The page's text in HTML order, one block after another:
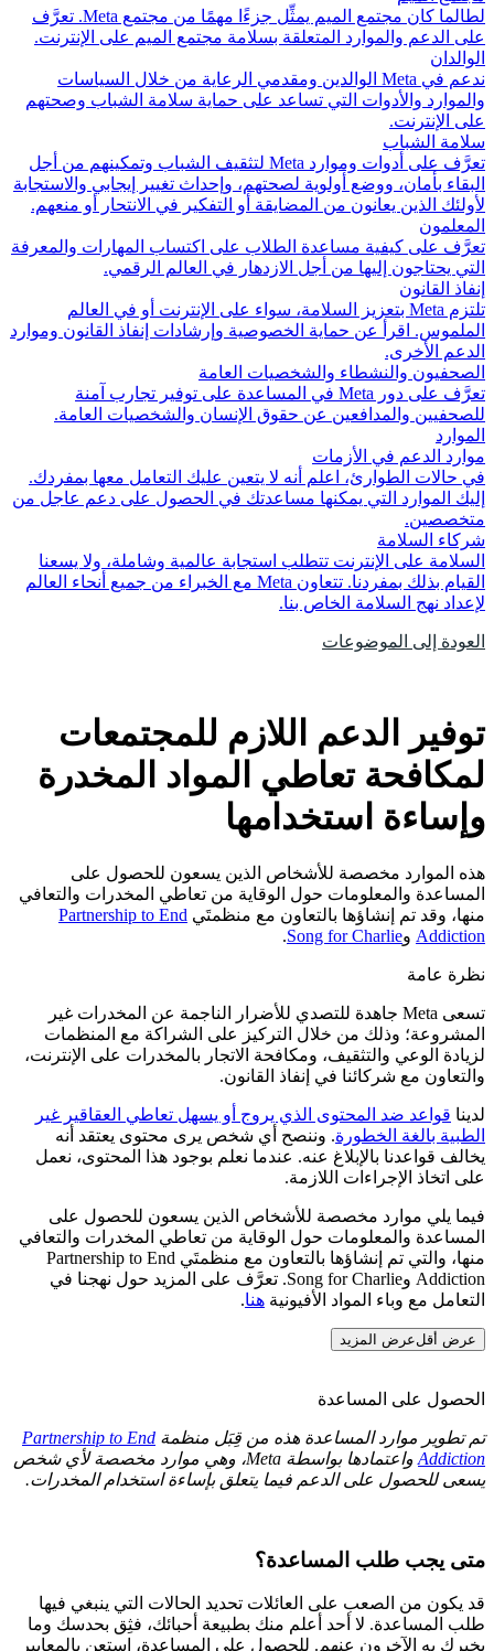
لطالما كان مجتمع الميم يمثِّل جزءًا مهمًا من مجتمع Meta. تعرَّف
على الدعم والموارد المتعلقة بسلامة مجتمع الميم على الإنترنت.
الوالدان
ندعم في Meta الوالدين ومقدمي الرعاية من خلال السياسات
والموارد والأدوات التي تساعد على حماية سلامة الشباب وصحتهم
على الإنترنت.
سلامة الشباب
تعرَّف على أدوات وموارد Meta لتثقيف الشباب وتمكينهم من أجل
البقاء بأمان، ووضع أولوية لصحتهم، وإحداث تغيير إيجابي والاستجابة
لأولئك الذين يعانون من المضايقة أو التفكير في الانتحار أو منعهم.
المعلمون
تعرَّف على كيفية مساعدة الطلاب على اكتساب المهارات والمعرفة
التي يحتاجون إليها من أجل الازدهار في العالم الرقمي.
إنفاذ القانون
تلتزم Meta بتعزيز السلامة، سواء على الإنترنت أو في العالم
الملموس. اقرأ عن حماية الخصوصية وإرشادات إنفاذ القانون وموارد
الدعم الأخرى.
الصحفيون والنشطاء والشخصيات العامة
تعرَّف على دور Meta في المساعدة على توفير تجارب آمنة
للصحفيين والمدافعين عن حقوق الإنسان والشخصيات العامة.
الموارد
موارد الدعم في الأزمات
في حالات الطوارئ، اعلم أنه لا يتعين عليك التعامل معها بمفردك.
إليك الموارد التي يمكنها مساعدتك في الحصول على دعم عاجل من
متخصصين.
شركاء السلامة
السلامة على الإنترنت تتطلب استجابة عالمية وشاملة، ولا يسعنا
القيام بذلك بمفردنا. تتعاون Meta مع الخبراء من جميع أنحاء العالم
لإعداد نهج السلامة الخاص بنا.
العودة إلى الموضوعات
توفير الدعم اللازم للمجتمعات
لمكافحة تعاطي المواد المخدرة
وإساءة استخدامها
هذه الموارد مخصصة للأشخاص الذين يسعون للحصول على
المساعدة والمعلومات حول الوقاية من تعاطي المخدرات والتعافي
منها، وقد تم إنشاؤها بالتعاون مع منظمتَي Partnership to End
Addiction وSong for Charlie
.
نظرة عامة
تسعى Meta جاهدة للتصدي للأضرار الناجمة عن المخدرات غير
المشروعة؛ وذلك من خلال التركيز على الشراكة مع المنظمات
لزيادة الوعي والتثقيف، ومكافحة الاتجار بالمخدرات على الإنترنت،
والتعاون مع شركائنا في إنفاذ القانون.
لدينا قواعد ضد المحتوى الذي يروج أو يسهل تعاطي العقاقير غير
الطبية بالغة الخطورة. وننصح أي شخص يرى محتوى يعتقد أنه
يخالف قواعدنا بالإبلاغ عنه. عندما نعلم بوجود هذا المحتوى، نعمل
على اتخاذ الإجراءات اللازمة.
فيما يلي موارد مخصصة للأشخاص الذين يسعون للحصول على
المساعدة والمعلومات حول الوقاية من تعاطي المخدرات والتعافي
منها، والتي تم إنشاؤها بالتعاون مع منظمتَي Partnership to End
Addiction وSong for Charlie. تعرَّف على المزيد حول نهجنا في
التعامل مع وباء المواد الأفيونية هنا.
عرض أقلعرض المزيد
الحصول على المساعدة
تم تطوير موارد المساعدة هذه من قِبَل منظمة Partnership to End
Addiction
واعتمادها بواسطة Meta، وهي موارد مخصصة لأي شخص
يسعى للحصول على الدعم فيما يتعلق بإساءة استخدام المخدرات.
متى يجب طلب المساعدة؟
قد يكون من الصعب على العائلات تحديد الحالات التي ينبغي فيها
طلب المساعدة. لا أحد أعلم منك بطبيعة أحبائك، فثِق بحدسك وما
يخبرك به الآخرون عنهم. للحصول على المساعدة، استعن بالمعايير